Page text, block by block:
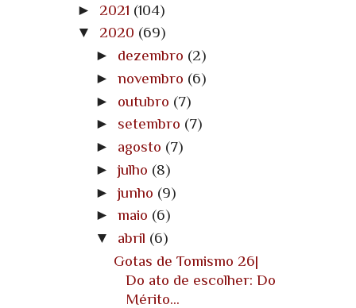
► 2021 (104)
▼ 2020 (69)
► dezembro (2)
► novembro (6)
► outubro (7)
► setembro (7)
► agosto (7)
►julho (8)
►junho (9)
► maio (6)
▼ abril (6)
Gotas de Tomismo 26|
Do ato de escolher: Do
Mérito...